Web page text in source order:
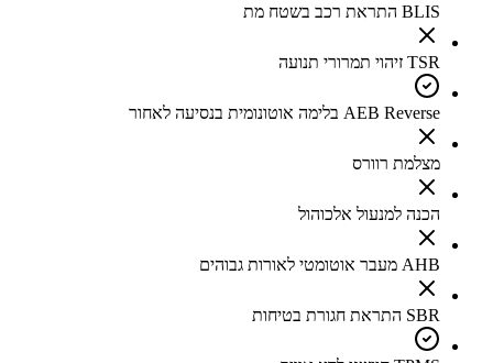
BLIS התראת רכב בשטח מת
TSR זיהוי תמרורי תנועה
AEB Reverse בלימה אוטונומית בנסיעה לאחור
מצלמת רוורס
הכנה למנעול אלכוהול
AHB מעבר אוטומטי לאורות גבוהים
SBR התראת חגורת בטיחות